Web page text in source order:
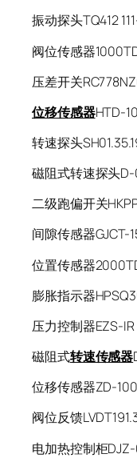
振动探头TQ412
阀位传感器
压差开关
位移传感器HTD-
转速探头
磁阻式转速探头
二级跑偏开关
间隙传感器GJCT-
位置传感器
膨胀指示器
压力控制器EZS-IR
磁阻式转速传感器
位移传感器ZD-
阀位反馈
电加热控制柜